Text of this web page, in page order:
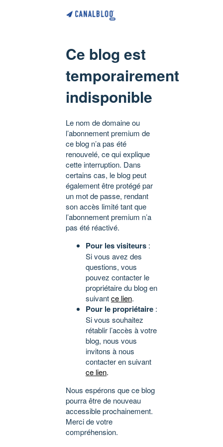
Ce blog est
temporairement
indisponible
Le nom de domaine ou
l’abonnement premium de
ce blog n’a pas été
renouvelé, ce qui explique
cette interruption. Dans
certains cas, le blog peut
également être protégé par
un mot de passe, rendant
son accès limité tant que
l’abonnement premium n’a
pas été réactivé.
Pour les visiteurs :
Si vous avez des
questions, vous
pouvez contacter le
propriétaire du blog en
suivantce lien.
Pour le propriétaire :
Si vous souhaitez
rétablir l’accès à votre
blog, nous vous
invitons à nous
contacter en suivant
ce lien.
Nous espérons que ce blog
pourra être de nouveau
accessible prochainement.
Merci de votre
compréhension.